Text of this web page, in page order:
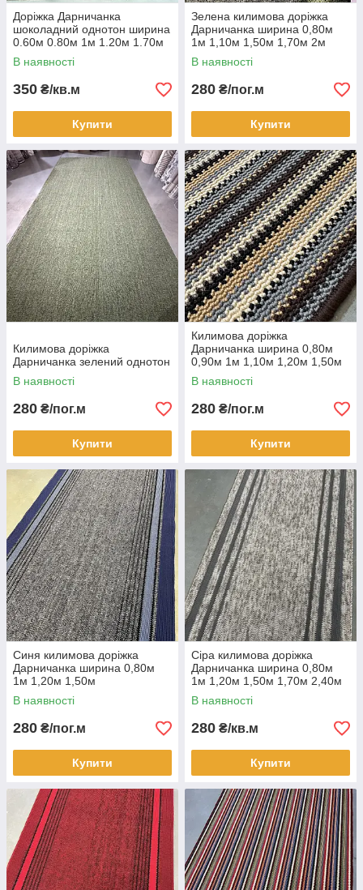
Доріжка Дарничанка
шоколадний однотон ширина
0.60м 0.80м 1м 1.20м 1.70м
2м
В наявності
350 ₴/кв.м
Купити
Зелена килимова доріжка
Дарничанка ширина 0,80м
1м 1,10м 1,50м 1,70м 2м
В наявності
280 ₴/пог.м
Купити
Килимова доріжка
Дарничанка зелений однотон
В наявності
280 ₴/пог.м
Купити
Килимова доріжка
Дарничанка ширина 0,80м
0,90м 1м 1,10м 1,20м 1,50м
1,70м 2м 2,40м MULTI
BRAUN
В наявності
280 ₴/пог.м
Купити
Синя килимова доріжка
Дарничанка ширина 0,80м
1м 1,20м 1,50м
В наявності
280 ₴/пог.м
Купити
Сіра килимова доріжка
Дарничанка ширина 0,80м
1м 1,20м 1,50м 1,70м 2,40м
В наявності
280 ₴/кв.м
Купити